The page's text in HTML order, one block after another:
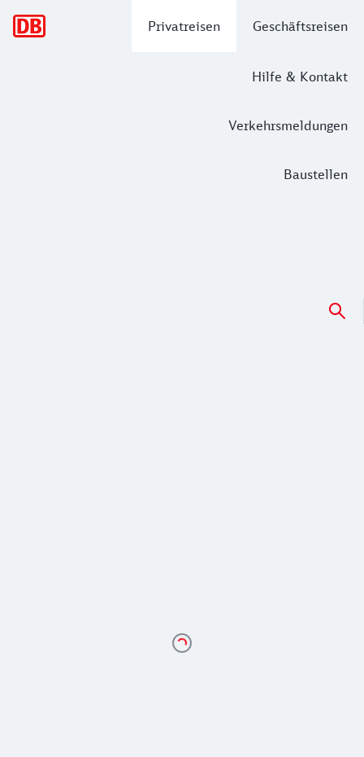
Privatreisen Geschäftsreisen
Hilfe & Kontakt
Verkehrsmeldungen
Baustellen